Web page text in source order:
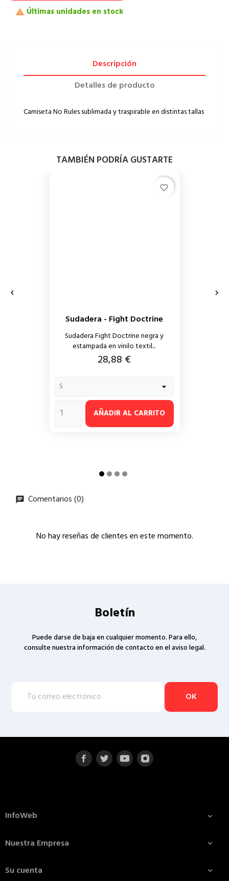
 Últimas unidades en stock
Descripción
Detalles de producto
Camiseta No Rules sublimada y traspirable en distintas tallas
TAMBIÉN PODRÍA GUSTARTE
Sudadera - Fight Doctrine
Sudadera Fight Doctrine negra y
estampada en vinilo textil...
Precio
28,88 €
AÑADIR AL CARRITO
favorite_border
 
Comentarios (0)
No hay reseñas de clientes en este momento.
Boletín
Puede darse de baja en cualquier momento. Para ello,
consulte nuestra información de contacto en el aviso legal.
InfoWeb 
Nuestra Empresa 
Su cuenta 